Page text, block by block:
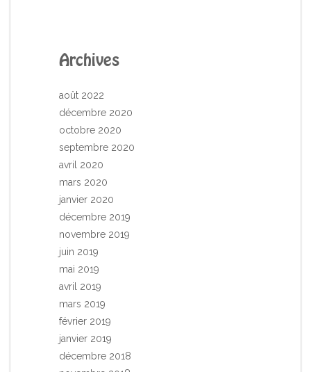
Archives
août 2022
décembre 2020
octobre 2020
septembre 2020
avril 2020
mars 2020
janvier 2020
décembre 2019
novembre 2019
juin 2019
mai 2019
avril 2019
mars 2019
février 2019
janvier 2019
décembre 2018